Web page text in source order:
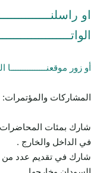
او
أو زور
المشاركات والمؤتمرات:
شارك بمئات المحاضرات
في الداخل والخارج .
شارك في تقديم عدد من